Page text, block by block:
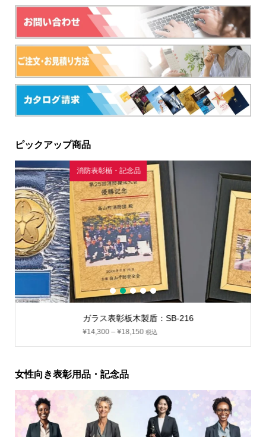
ピックアップ商品
ガラス表彰板木製盾：SB-216
18,150 税込
消防表彰楯・記念品
1 2 3 4 5
女性向き表彰用品・記念品